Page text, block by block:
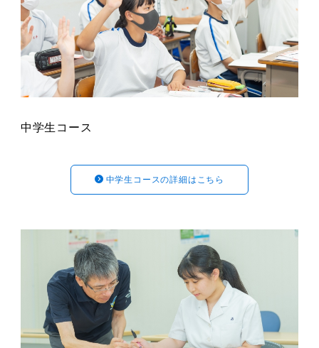
中学生コース
中学生コースの詳細はこちら